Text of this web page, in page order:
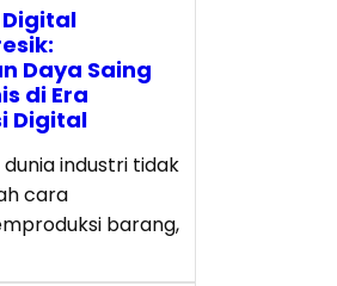
Daya Saing
di Era
Digital
industri tidak
cara
barang,